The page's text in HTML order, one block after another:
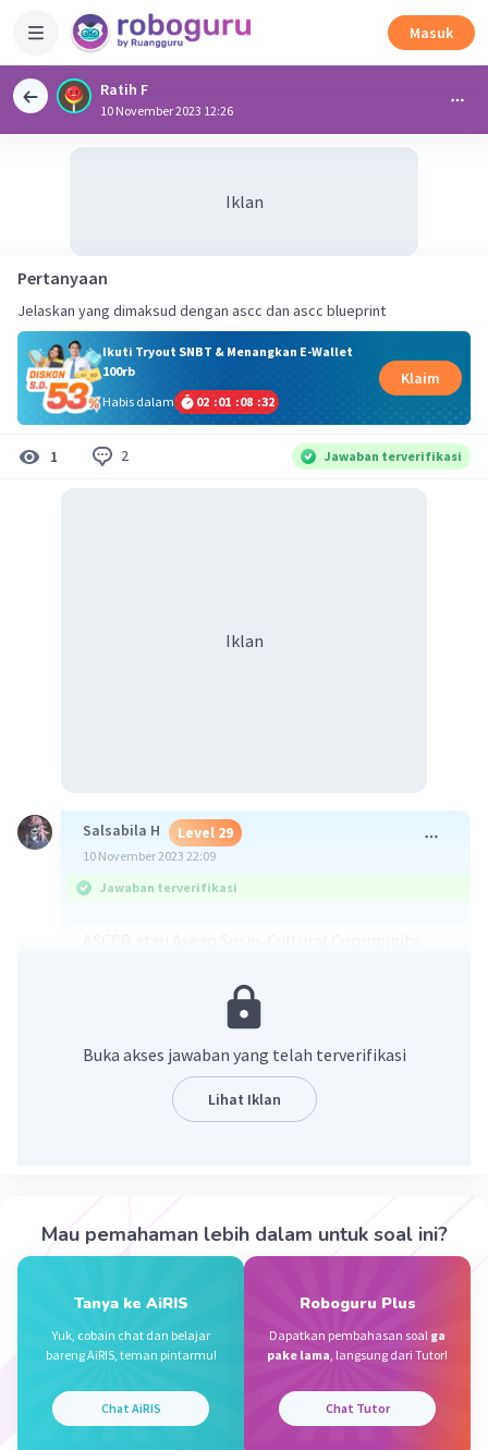
Masuk
Ratih F
10 November 2023 12:26
Iklan
Pertanyaan
Jelaskan yang dimaksud dengan ascc dan ascc blueprint
Ikuti Tryout SNBT & Menangkan E-Wallet
100rb
Habis dalam
02 :01 :08 :31
Klaim
1 2 Jawaban terverifikasi
Iklan
Salsabila H Level 29
10 November 2023 22:09
Jawaban terverifikasi
mendekatkan masyarakat masyarakat Asean
Sehingga untuk masa yang mendatang Asean
bukan lagi hanya di dominasi oleh kalangan
Penjabat atau pemerintah
0.0(0) Balas
10 November 2023 13:06
GK tau ,kalau mau ngerjain PR pikir sendiri
Beri Rating·0.0 Balas
Buka akses jawaban yang telah terverifikasi
Lihat Iklan
Mau pemahaman lebih dalam untuk soal ini?
Tanya ke AiRIS
Yuk, cobain chat dan belajar
bareng AiRIS, teman pintarmu!
Chat AiRIS
Roboguru Plus
Dapatkan pembahasan soal ga
pake lama, langsung dari Tutor!
Chat Tutor